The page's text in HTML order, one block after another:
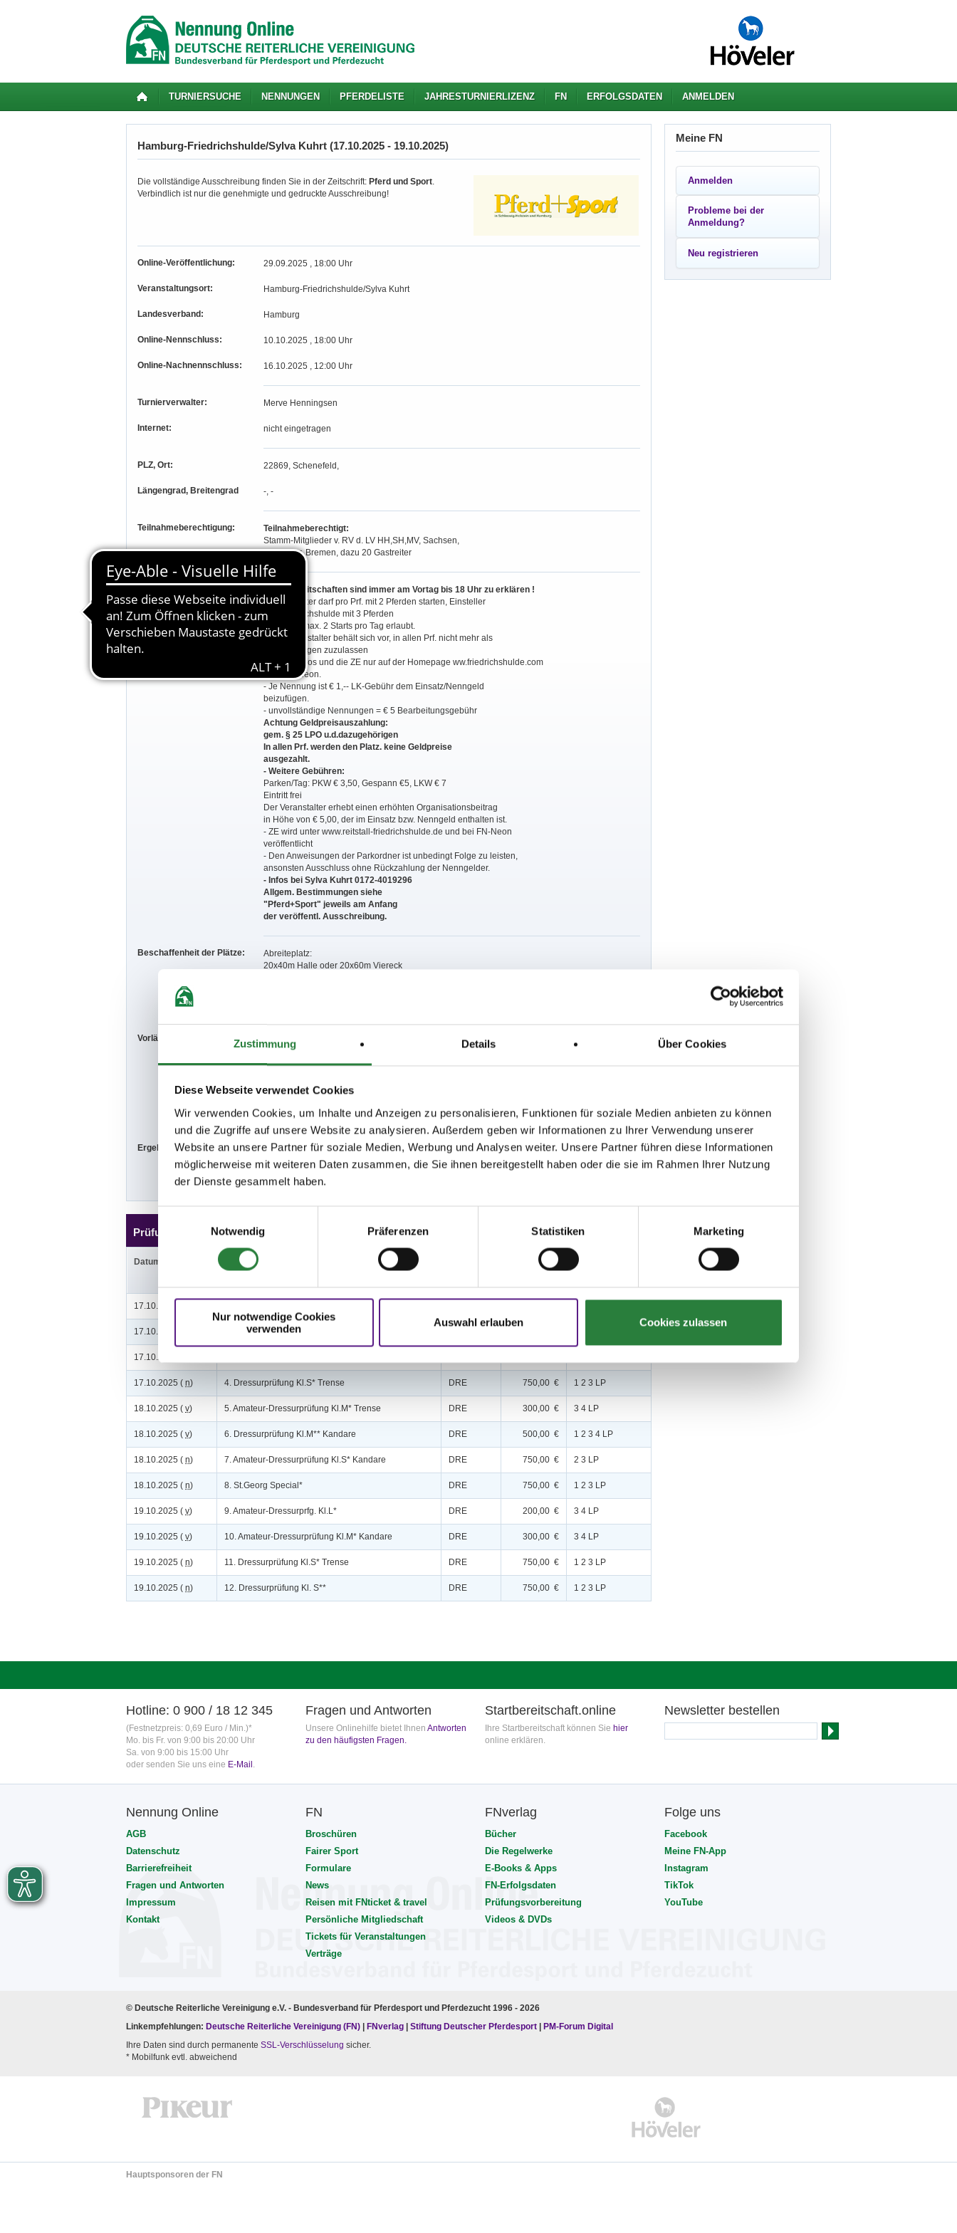
Zustimmung Details Über Cookies
Diese Webseite verwendet Cookies
Wir verwenden Cookies, um Inhalte und Anzeigen zu personalisieren, Funktionen für soziale Medien anbieten zu können
und die Zugriffe auf unsere Website zu analysieren. Außerdem geben wir Informationen zu Ihrer Verwendung unserer
Website an unsere Partner für soziale Medien, Werbung und Analysen weiter. Unsere Partner führen diese Informationen
möglicherweise mit weiteren Daten zusammen, die Sie ihnen bereitgestellt haben oder die sie im Rahmen Ihrer Nutzung
der Dienste gesammelt haben.
Einwilligungsauswahl
Notwendig
Präferenzen Statistiken Marketing
Nur notwendige Cookies
verwenden
Auswahl erlauben Cookies zulassen
TURNIERSUCHE NENNUNGEN PFERDELISTE JAHRESTURNIERLIZENZ FN ERFOLGSDATEN ANMELDEN
Hamburg-Friedrichshulde/Sylva Kuhrt (17.10.2025 - 19.10.2025)
Die vollständige Ausschreibung finden Sie in der Zeitschrift: Pferd und Sport.
Verbindlich ist nur die genehmigte und gedruckte Ausschreibung!
Online-Veröffentlichung: 29.09.2025 , 18:00 Uhr
Veranstaltungsort: Hamburg-Friedrichshulde/Sylva Kuhrt
Landesverband: Hamburg
Online-Nennschluss: 10.10.2025 , 18:00 Uhr
Online-Nachnennschluss: 16.10.2025 , 12:00 Uhr
Turnierverwalter: Merve Henningsen
Internet: nicht eingetragen
PLZ, Ort: 22869, Schenefeld,
Längengrad, Breitengrad -, -
Teilnahmeberechtigung:
Teilnahmeberechtigt:
Stamm-Mitglieder v. RV d. LV HH,SH,MV, Sachsen,
Hannover, Bremen, dazu 20 Gastreiter
Startbereitschaften sind immer am Vortag bis 18 Uhr zu erklären !
- Jeder Reiter darf pro Prf. mit 2 Pferden starten, Einsteller
von Friedrichshulde mit 3 Pferden
- Je Pferd max. 2 Starts pro Tag erlaubt.
- Der Veranstalter behält sich vor, in allen Prf. nicht mehr als
30 Nennungen zuzulassen
-Weitere Infos und die ZE nur auf der Homepage ww.friedrichshulde.com
oder bei Neon.
- Je Nennung ist € 1,-- LK-Gebühr dem Einsatz/Nenngeld
beizufügen.
- unvollständige Nennungen = € 5 Bearbeitungsgebühr
Achtung Geldpreisauszahlung:
gem. § 25 LPO u.d.dazugehörigen
In allen Prf. werden den Platz. keine Geldpreise
ausgezahlt.
- Weitere Gebühren:
Parken/Tag: PKW € 3,50, Gespann €5, LKW € 7
Eintritt frei
Der Veranstalter erhebt einen erhöhten Organisationsbeitrag
in Höhe von € 5,00, der im Einsatz bzw. Nenngeld enthalten ist.
- ZE wird unter www.reitstall-friedrichshulde.de und bei FN-Neon
veröffentlicht
- Den Anweisungen der Parkordner ist unbedingt Folge zu leisten,
ansonsten Ausschluss ohne Rückzahlung der Nenngelder.
- Infos bei Sylva Kuhrt 0172-4019296
Allgem. Bestimmungen siehe
"Pferd+Sport" jeweils am Anfang
der veröffentl. Ausschreibung.
Beschaffenheit der Plätze:
Abreiteplatz:
20x40m Halle oder 20x60m Viereck
Vorläufige Zeitenteilung:
Sa. vorm.: 5,6; nachm.: 7,8
So. vorm.: 9,10; nachm.: 11,12
Weitere Infos und ZE nur auf der homepage www.friedrichshulde.com oder bei Neon Der
Tagen zu verlegen.
Ergebnisse: Zu den Ergebnissen auf www.fn-erfolgsdaten.de
Prüfungen
Datum Prüfung Preisgeld LKL/Art
17.10.2025 (
17.10.2025 ( 2. Dressurpferdeprfg.Kl.L
17.10.2025 (
17.10.2025 ( n) 4. Dressurprüfung Kl.S* Trense DRE 750,00 € 1 2 3 LP
18.10.2025 ( v) 5. Amateur-Dressurprüfung Kl.M* Trense DRE 300,00 € 3 4 LP
18.10.2025 ( v) 6. Dressurprüfung Kl.M** Kandare DRE 500,00 € 1 2 3 4 LP
18.10.2025 ( n) 7. Amateur-Dressurprüfung Kl.S* Kandare DRE 750,00 € 2 3 LP
18.10.2025 ( n) 8. St.Georg Special* DRE 750,00 € 1 2 3 LP
19.10.2025 ( v) 9. Amateur-Dressurprfg. Kl.L* DRE 200,00 € 3 4 LP
19.10.2025 ( v) 10. Amateur-Dressurprüfung Kl.M* Kandare DRE 300,00 € 3 4 LP
19.10.2025 ( n) 11. Dressurprüfung Kl.S* Trense DRE 750,00 € 1 2 3 LP
19.10.2025 ( n) 12. Dressurprüfung Kl. S** DRE 750,00 € 1 2 3 LP
Meine FN
Anmelden
Probleme bei der
Anmeldung?
Neu registrieren
Hotline: 0 900 / 18 12 345
(Festnetzpreis: 0,69 Euro / Min.)*
Mo. bis Fr. von 9:00 bis 20:00 Uhr
Sa. von 9:00 bis 15:00 Uhr
oder senden Sie uns eine E-Mail .
Fragen und Antworten
Unsere Onlinehilfe bietet Ihnen Antworten
zu den häufigsten Fragen.
Startbereitschaft.online
Ihre Startbereitschaft können Sie hier
online erklären.
Newsletter bestellen
Nennung Online
AGB
Datenschutz
Barrierefreiheit
Fragen und Antworten
Impressum
Kontakt
FN
Broschüren
Fairer Sport
Formulare
News
Reisen mit FNticket & travel
Persönliche Mitgliedschaft
Tickets für Veranstaltungen
Verträge
FNverlag
Bücher
Die Regelwerke
E-Books & Apps
FN-Erfolgsdaten
Prüfungsvorbereitung
Videos & DVDs
Folge uns
Facebook
Meine FN-App
Instagram
TikTok
YouTube
© Deutsche Reiterliche Vereinigung e.V. - Bundesverband für Pferdesport und Pferdezucht 1996 - 2026
Linkempfehlungen: Deutsche Reiterliche Vereinigung (FN) FNverlag Stiftung Deutscher Pferdesport
PM-Forum Digital
Ihre Daten sind durch permanente SSL-Verschlüsselung sicher.
* Mobilfunk evtl. abweichend
Hauptsponsoren der FN